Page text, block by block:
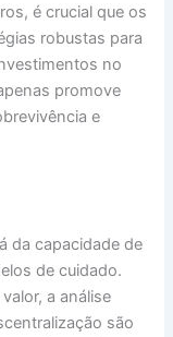
é crucial que os
robustas para
no
promove
e
da capacidade de
de cuidado.
a análise
são